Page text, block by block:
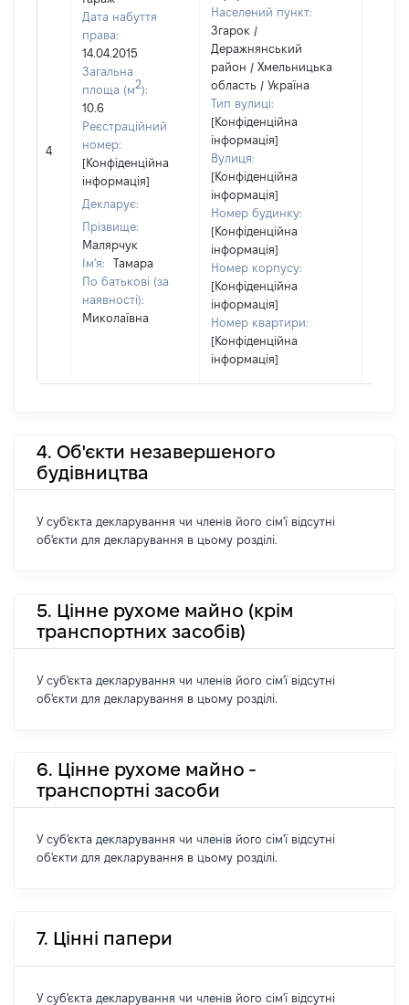
4
Дата набуття
права:
14.04.2015
Загальна
площа (м2):
10.6
Реєстраційний
номер:
[Конфіденційна
інформація]
Декларує:
Прізвище:
Малярчук
Ім'я:
Тамара
По батькові (за
наявності):
Миколаївна
Населений пункт:
Згарок /
Деражнянський
район / Хмельницька
область / Україна
Тип вулиці:
[Конфіденційна
інформація]
Вулиця:
[Конфіденційна
інформація]
Номер будинку:
[Конфіденційна
інформація]
Номер корпусу:
[Конфіденційна
інформація]
Номер квартири:
[Конфіденційна
інформація]
4. Об'єкти незавершеного
будівництва
У суб'єкта декларування чи членів його сім'ї відсутні
об'єкти для декларування в цьому розділі.
5. Цінне рухоме майно (крім
транспортних засобів)
У суб'єкта декларування чи членів його сім'ї відсутні
об'єкти для декларування в цьому розділі.
6. Цінне рухоме майно -
транспортні засоби
У суб'єкта декларування чи членів його сім'ї відсутні
об'єкти для декларування в цьому розділі.
7. Цінні папери
У суб'єкта декларування чи членів його сім'ї відсутні